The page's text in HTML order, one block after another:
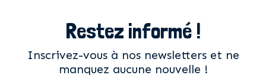
Restez informé !
Inscrivez-vous à nos newsletters et ne
manquez aucune nouvelle !